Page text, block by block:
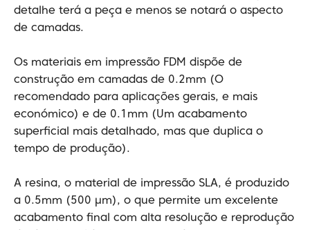
detalhe terá a peça e menos se notará o aspecto
de camadas.
Os materiais em impressão FDM dispõe de
construção em camadas de 0.2mm (O
recomendado para aplicações gerais, e mais
económico) e de 0.1mm (Um acabamento
superficial mais detalhado, mas que duplica o
tempo de produção).
A resina, o material de impressão SLA, é produzido
a 0.5mm (500 μm), o que permite um excelente
acabamento final com alta resolução e reprodução